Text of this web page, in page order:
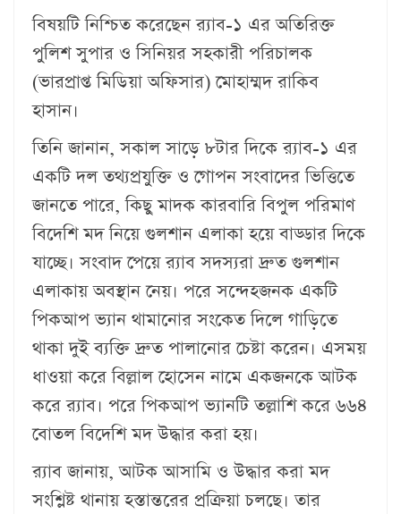
বিষয়টি নিশ্চিত করেছেন র‌্যাব-১ এর অতিরিক্ত
পুলিশ সুপার ও সিনিয়র সহকারী পরিচালক
(ভারপ্রাপ্ত মিডিয়া অফিসার) মোহাম্মদ রাকিব
হাসান।
তিনি জানান, সকাল সাড়ে ৮টার দিকে র‌্যাব-১ এর
একটি দল তথ্যপ্রযুক্তি ও গোপন সংবাদের ভিত্তিতে
জানতে পারে, কিছু মাদক কারবারি বিপুল পরিমাণ
বিদেশি মদ নিয়ে গুলশান এলাকা হয়ে বাড্ডার দিকে
যাচ্ছে। সংবাদ পেয়ে র‌্যাব সদস্যরা দ্রুত গুলশান
এলাকায় অবস্থান নেয়। পরে সন্দেহজনক একটি
পিকআপ ভ্যান থামানোর সংকেত দিলে গাড়িতে
থাকা দুই ব্যক্তি দ্রুত পালানোর চেষ্টা করেন। এসময়
ধাওয়া করে বিল্লাল হোসেন নামে একজনকে আটক
করে র‌্যাব। পরে পিকআপ ভ্যানটি তল্লাশি করে ৬৬৪
বোতল বিদেশি মদ উদ্ধার করা হয়।
র‌্যাব জানায়, আটক আসামি ও উদ্ধার করা মদ
সংশ্লিষ্ট থানায় হস্তান্তরের প্রক্রিয়া চলছে। তার